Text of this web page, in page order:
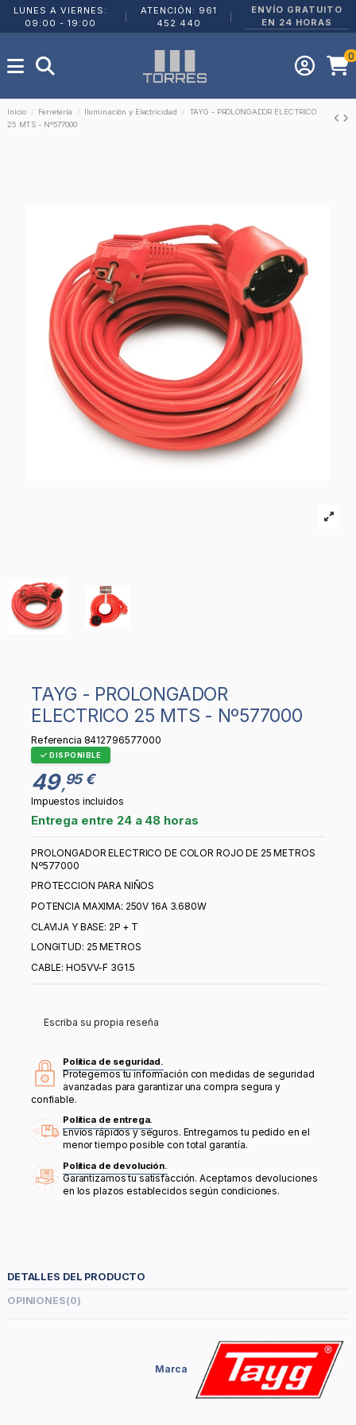
LUNES A VIERNES:
09:00 - 19:00
ATENCIÓN: 961
452 440
ENVÍO GRATUITO
EN 24 HORAS
0
Inicio Ferretería Iluminación y Electricidad
TAYG - PROLONGADOR ELECTRICO
25 MTS - Nº577000
TAYG - PROLONGADOR
ELECTRICO 25 MTS - Nº577000
Referencia 8412796577000
DISPONIBLE
49,95 €
Impuestos incluidos
Entrega entre 24 a 48 horas
PROLONGADOR ELECTRICO DE COLOR ROJO DE 25 METROS
Nº577000
PROTECCION PARA NIÑOS
POTENCIA MAXIMA: 250V 16A 3.680W
CLAVIJA Y BASE: 2P + T
LONGITUD: 25 METROS
CABLE: HO5VV-F 3G1.5
Escriba su propia reseña
Política de seguridad.
Protegemos tu información con medidas de seguridad
avanzadas para garantizar una compra segura y
confiable.
Política de entrega.
Envíos rápidos y seguros. Entregamos tu pedido en el
menor tiempo posible con total garantía.
Política de devolución.
Garantizamos tu satisfacción. Aceptamos devoluciones
en los plazos establecidos según condiciones.
DETALLES DEL PRODUCTO
OPINIONES(0)
Marca